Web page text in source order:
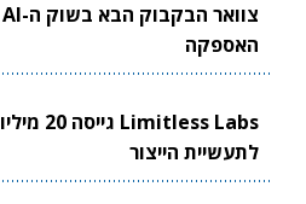
האספקה
לתעשיית הייצור